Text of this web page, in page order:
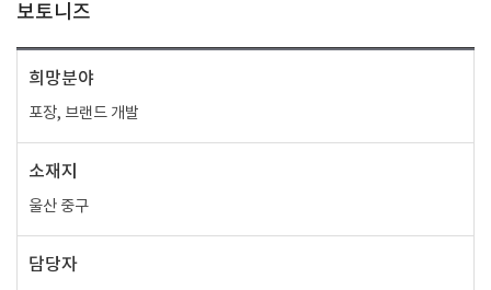
보토니즈
희망분야
포장, 브랜드 개발
소재지
울산 중구
담당자